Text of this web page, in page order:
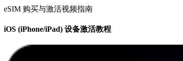
eSIM 购买与激活视频指南
iOS (iPhone/iPad) 设备激活教程